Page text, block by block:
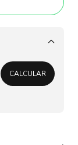
Alterar CEP
CALCULAR